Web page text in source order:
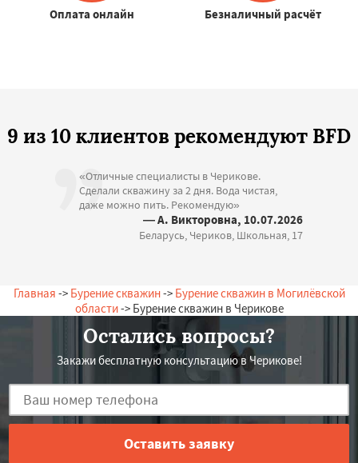
Оплата онлайн Безналичный расчёт
9 из 10 клиентов рекомендуют BFD
«Отличные специалисты в Черикове.
Сделали скважину за 2 дня. Вода чистая,
даже можно пить. Рекомендую»
— А. Викторовна, 10.07.2026
Беларусь, Чериков, Школьная, 17
Главная -> Бурение скважин-> Бурение скважин в Могилёвской
области-> Бурение скважин в Черикове
Остались вопросы?
Закажи бесплатную консультацию в Черикове!